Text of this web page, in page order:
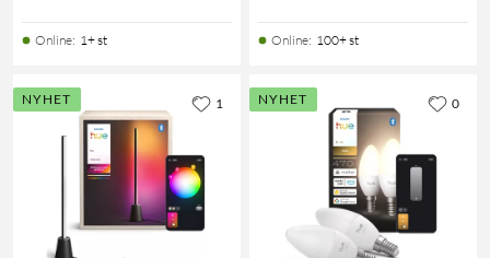
Online: 1+ st Online: 100+ st
NYHET 1 NYHET 0